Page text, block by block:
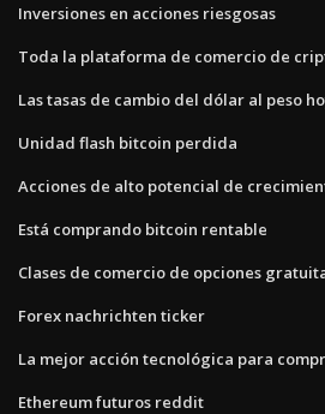
Inversiones en acciones riesgosas
Toda la plataforma de comercio de
Las tasas de cambio del dólar al peso
Unidad flash bitcoin perdida
Acciones de alto potencial de
Está comprando bitcoin rentable
Clases de comercio de opciones
Forex nachrichten ticker
La mejor acción tecnológica para
Ethereum futuros reddit